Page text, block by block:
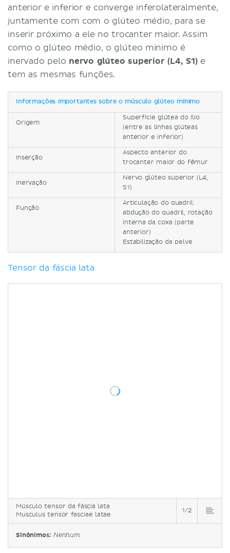
anterior e inferior e converge inferolateralmente,
juntamente com com o glúteo médio, para se
inserir próximo a ele no trocanter maior. Assim
como o glúteo médio, o glúteo mínimo é
inervado pelo nervo glúteo superior (L4, S1)e
tem as mesmas funções.
Informações importantes sobre o músculo glúteo mínimo
Origem
Superfície glútea do ílio
(entre as linhas glúteas
anterior e inferior)
Inserção
Aspecto anterior do
trocanter maior do fêmur
Inervação
Nervo glúteo superior (L4,
S1)
Função
Articulação do quadril:
abdução do quadril, rotação
interna da coxa (parte
anterior)
Estabilização da pelve
Tensor da fáscia lata
Músculo tensor da fáscia lata
Musculus tensor fasciae latae
1/2
Sinônimos: Nenhum